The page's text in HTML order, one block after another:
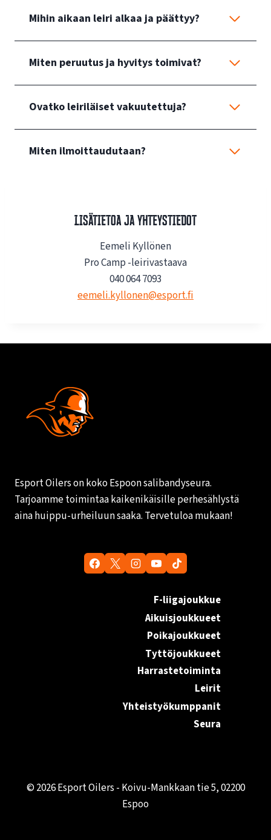
Mihin aikaan leiri alkaa ja päättyy?
Miten peruutus ja hyvitys toimivat?
Ovatko leiriläiset vakuutettuja?
Miten ilmoittaudutaan?
Lisätietoa ja yhteystiedot
Eemeli Kyllönen
Pro Camp -leirivastaava
040 064 7093
eemeli.kyllonen@esport.fi
Esport Oilers on koko Espoon salibandyseura.
Tarjoamme toimintaa kaikenikäisille perhesählystä
aina huippu-urheiluun saaka. Tervetuloa mukaan!
F-liigajoukkue
Aikuisjoukkueet
Poikajoukkueet
Tyttöjoukkueet
Harrastetoiminta
Leirit
Yhteistyökumppanit
Seura
© 2026 Esport Oilers - Koivu-Mankkaan tie 5, 02200
Espoo